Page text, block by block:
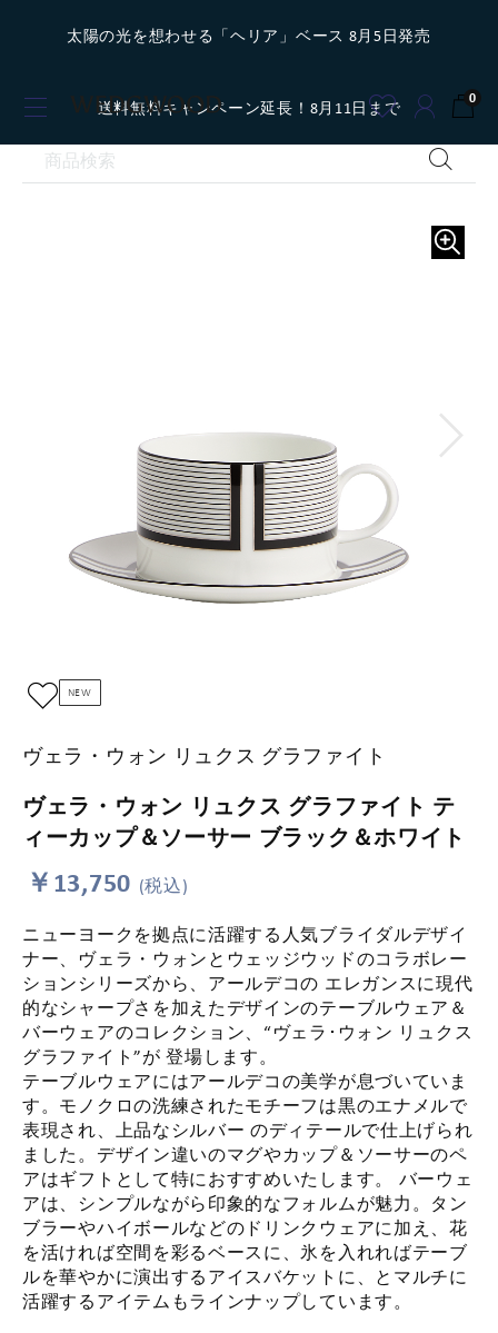
太陽の光を想わせる「ヘリア」ベース 8月5日発売
送料無料キャンペーン延長！8月11日まで 0
NEW
ヴェラ・ウォン リュクス グラファイト
ヴェラ・ウォン リュクス グラファイト テ
ィーカップ＆ソーサー ブラック＆ホワイト
￥13,750 (税込)
ニューヨークを拠点に活躍する人気ブライダルデザイ
ナー、ヴェラ・ウォンとウェッジウッドのコラボレー
ションシリーズから、アールデコの エレガンスに現代
的なシャープさを加えたデザインのテーブルウェア＆
バーウェアのコレクション、“ヴェラ･ウォン リュクス
グラファイト”が 登場します。
テーブルウェアにはアールデコの美学が息づいていま
す。モノクロの洗練されたモチーフは黒のエナメルで
表現され、上品なシルバー のディテールで仕上げられ
ました。デザイン違いのマグやカップ＆ソーサーのペ
アはギフトとして特におすすめいたします。 バーウェ
アは、シンプルながら印象的なフォルムが魅力。タン
ブラーやハイボールなどのドリンクウェアに加え、花
を活ければ空間を彩るベースに、氷を入れればテーブ
ルを華やかに演出するアイスバケットに、とマルチに
活躍するアイテムもラインナップしています。